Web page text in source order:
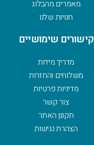
מאמרים מהבלוג
חנויות שלנו
קישורים שימושיים
מדריך מידות
משלוחים והחזרות
מדיניות פרטיות
צור קשר
תקנון האתר
הצהרת נגישות